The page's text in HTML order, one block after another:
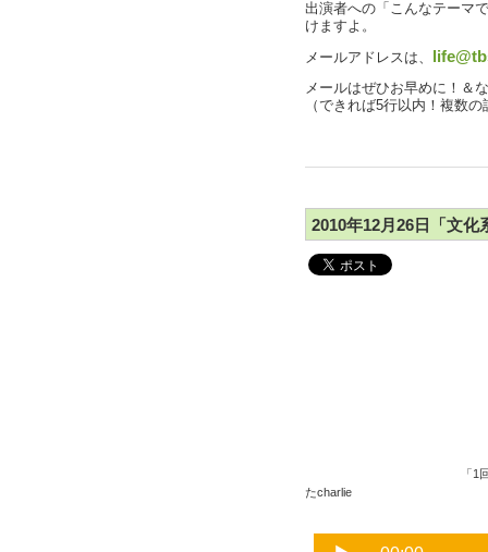
出演者への「こんなテーマ
けますよ。
メールアドレスは、
メールはぜひお早めに！＆
（できれば5行以内！複数
2010年12月26日「文化
「1
たcharlie